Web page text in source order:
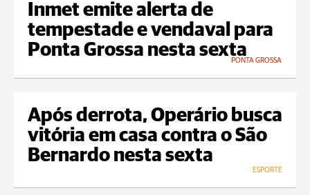
Inmet emite alerta de
tempestade e vendaval para
Ponta Grossa nesta sexta
PONTA GROSSA
Após derrota, Operário busca
vitória em casa contra o São
Bernardo nesta sexta
ESPORTE